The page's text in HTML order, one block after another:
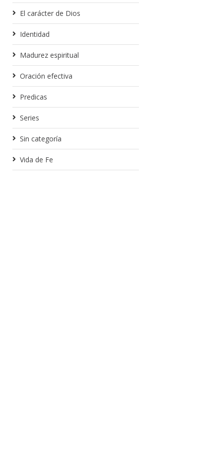
El carácter de Dios
Identidad
Madurez espiritual
Oración efectiva
Predicas
Series
Sin categoría
Vida de Fe